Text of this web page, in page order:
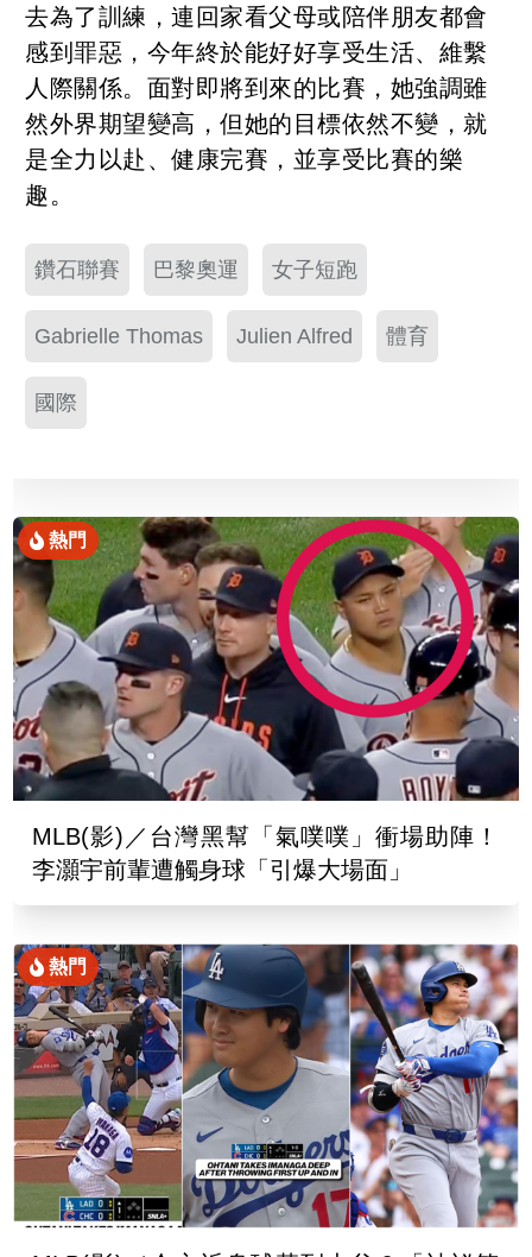
去為了訓練，連回家看父母或陪伴朋友都會
感到罪惡，今年終於能好好享受生活、維繫
人際關係。面對即將到來的比賽，她強調雖
然外界期望變高，但她的目標依然不變，就
是全力以赴、健康完賽，並享受比賽的樂
趣。
鑽石聯賽 巴黎奧運 女子短跑
Gabrielle Thomas Julien Alfred 體育
國際
熱門
MLB(影)／台灣黑幫「氣噗噗」衝場助陣！
李灝宇前輩遭觸身球「引爆大場面」
熱門